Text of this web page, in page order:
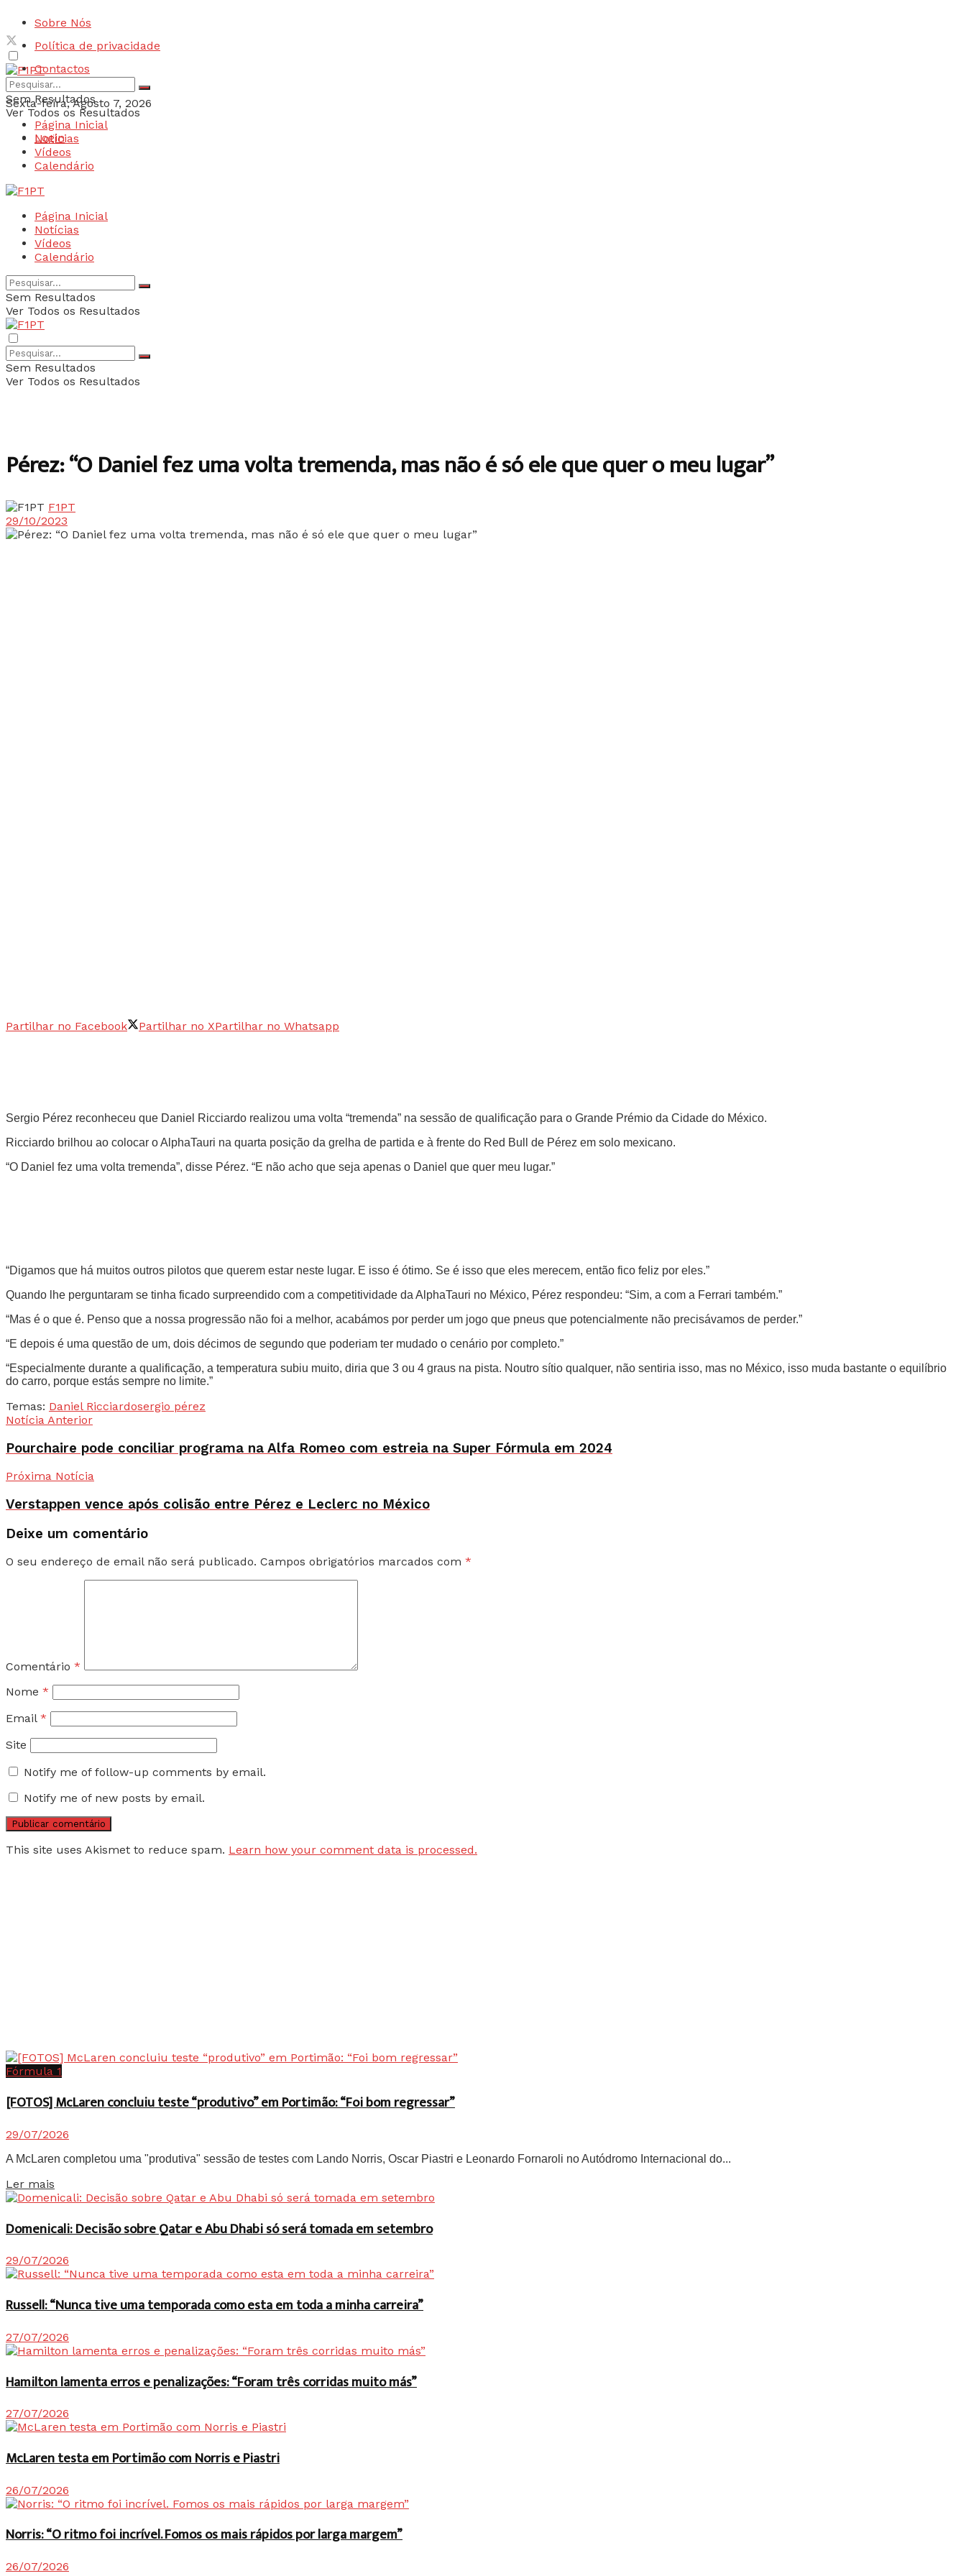
Sobre Nós
Política de privacidade
Contactos
Sexta-feira, Agosto 7, 2026
Login
Sem Resultados
Ver Todos os Resultados
Página Inicial
Notícias
Vídeos
Calendário
Página Inicial
Notícias
Vídeos
Calendário
Sem Resultados
Ver Todos os Resultados
Sem Resultados
Ver Todos os Resultados
Pérez: “O Daniel fez uma volta tremenda, mas não é só ele que quer o meu lugar”
F1PT
29/10/2023
Partilhar no Facebook Partilhar no XPartilhar no Whatsapp
Sergio Pérez reconheceu que Daniel Ricciardo realizou uma volta “tremenda” na sessão de qualificação para o Grande Prémio da Cidade do México.
Ricciardo brilhou ao colocar o AlphaTauri na quarta posição da grelha de partida e à frente do Red Bull de Pérez em solo mexicano.
“O Daniel fez uma volta tremenda”, disse Pérez. “E não acho que seja apenas o Daniel que quer meu lugar.”
“Digamos que há muitos outros pilotos que querem estar neste lugar. E isso é ótimo. Se é isso que eles merecem, então fico feliz por eles.”
Quando lhe perguntaram se tinha ficado surpreendido com a competitividade da AlphaTauri no México, Pérez respondeu: “Sim, a com a Ferrari também.”
“Mas é o que é. Penso que a nossa progressão não foi a melhor, acabámos por perder um jogo que pneus que potencialmente não precisávamos de perder.”
“E depois é uma questão de um, dois décimos de segundo que poderiam ter mudado o cenário por completo.”
“Especialmente durante a qualificação, a temperatura subiu muito, diria que 3 ou 4 graus na pista. Noutro sítio qualquer, não sentiria isso, mas no México, isso muda bastante o equilíbrio
do carro, porque estás sempre no limite.”
Temas: Daniel Ricciardosergio pérez
Notícia Anterior
Pourchaire pode conciliar programa na Alfa Romeo com estreia na Super Fórmula em 2024
Próxima Notícia
Verstappen vence após colisão entre Pérez e Leclerc no México
Deixe um comentário
O seu endereço de email não será publicado. Campos obrigatórios marcados com *
Comentário *
Nome *
Email *
Site
Notify me of follow-up comments by email.
Notify me of new posts by email.
This site uses Akismet to reduce spam. Learn how your comment data is processed.
Fórmula 1
[FOTOS] McLaren concluiu teste “produtivo” em Portimão: “Foi bom regressar”
29/07/2026
A McLaren completou uma "produtiva" sessão de testes com Lando Norris, Oscar Piastri e Leonardo Fornaroli no Autódromo Internacional do...
Ler mais
Domenicali: Decisão sobre Qatar e Abu Dhabi só será tomada em setembro
29/07/2026
Russell: “Nunca tive uma temporada como esta em toda a minha carreira”
27/07/2026
Hamilton lamenta erros e penalizações: “Foram três corridas muito más”
27/07/2026
McLaren testa em Portimão com Norris e Piastri
26/07/2026
Norris: “O ritmo foi incrível. Fomos os mais rápidos por larga margem”
26/07/2026